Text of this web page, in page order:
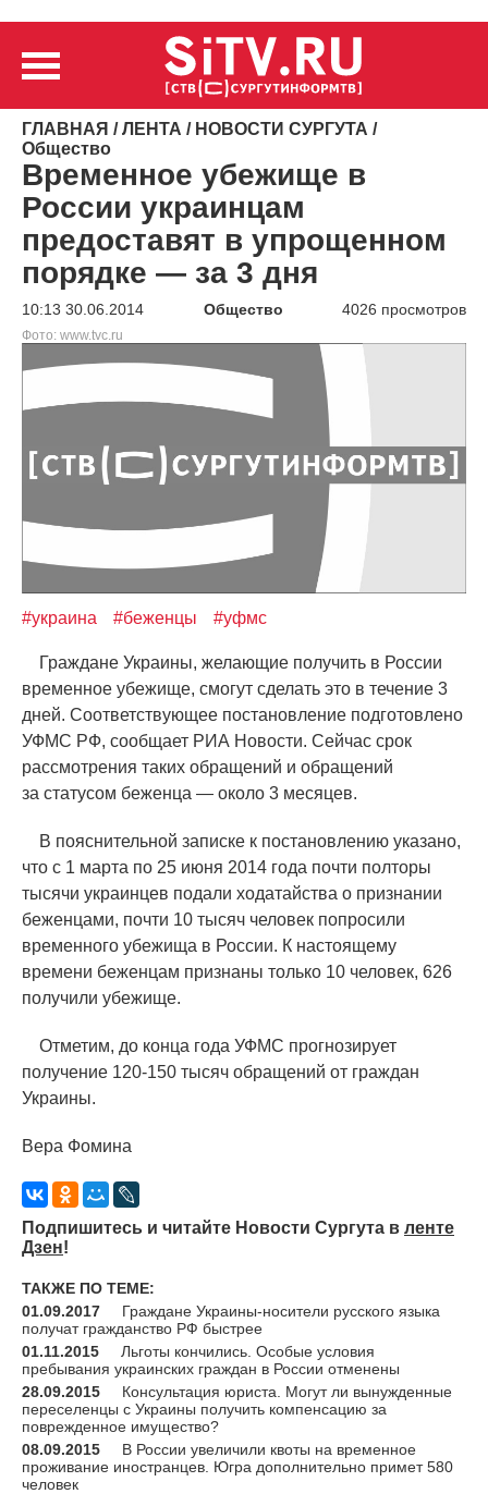
ГЛАВНАЯ /ЛЕНТА / НОВОСТИ СУРГУТА /
Общество
Временное убежище в
России украинцам
предоставят в упрощенном
порядке — за 3 дня
10:13 30.06.2014 Общество 4026 просмотров
Фото: www.tvc.ru
#украина #беженцы #уфмс
Граждане Украины, желающие получить в России
временное убежище, смогут сделать это в течение 3
дней. Соответствующее постановление подготовлено
УФМС РФ, сообщает РИА Новости. Сейчас срок
рассмотрения таких обращений и обращений
за статусом беженца — около 3 месяцев.
В пояснительной записке к постановлению указано,
что с 1 марта по 25 июня 2014 года почти полторы
тысячи украинцев подали ходатайства о признании
беженцами, почти 10 тысяч человек попросили
временного убежища в России. К настоящему
времени беженцам признаны только 10 человек, 626
получили убежище.
Отметим, до конца года УФМС прогнозирует
получение 120-150 тысяч обращений от граждан
Украины.
Вера Фомина
Подпишитесь и читайте Новости Сургута в ленте
Дзен!
ТАКЖЕ ПО ТЕМЕ:
01.09.2017
Граждане Украины-носители русского языка
получат гражданство РФ быстрее
01.11.2015
Льготы кончились. Особые условия
пребывания украинских граждан в России отменены
28.09.2015
Консультация юриста. Могут ли вынужденные
переселенцы с Украины получить компенсацию за
поврежденное имущество?
08.09.2015
В России увеличили квоты на временное
проживание иностранцев. Югра дополнительно примет 580
человек